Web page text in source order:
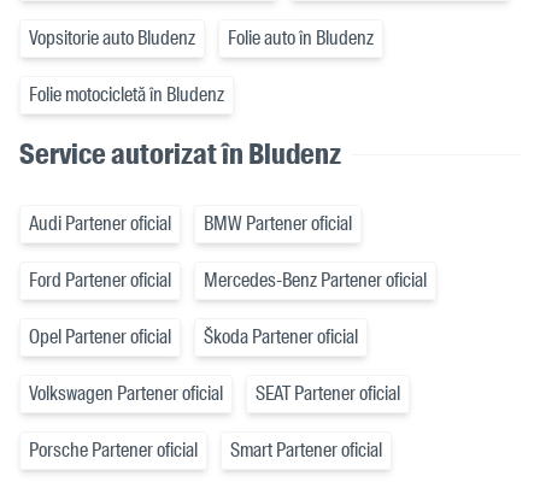
Vopsitorie auto Bludenz Folie auto în Bludenz
Folie motocicletă în Bludenz
Service autorizat în Bludenz
Audi Partener oficial BMW Partener oficial
Ford Partener oficial Mercedes-Benz Partener oficial
Opel Partener oficial Škoda Partener oficial
Volkswagen Partener oficial SEAT Partener oficial
Porsche Partener oficial Smart Partener oficial